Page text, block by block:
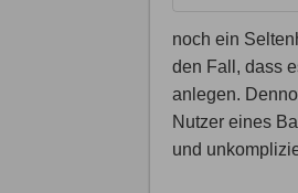
noch ein
den Fall, dass
anlegen.
Nutzer eines
und